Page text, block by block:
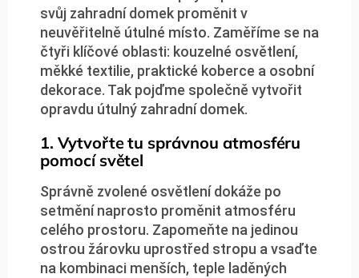
svůj zahradní domek proměnit v
neuvěřitelně útulné místo. Zaměříme se na
čtyři klíčové oblasti: kouzelné osvětlení,
měkké textilie, praktické koberce a osobní
dekorace. Tak pojďme společně vytvořit
opravdu útulný zahradní domek.
1. Vytvořte tu správnou atmosféru
pomocí světel
Správně zvolené osvětlení dokáže po
setmění naprosto proměnit atmosféru
celého prostoru. Zapomeňte na jedinou
ostrou žárovku uprostřed stropu a vsaďte
na kombinaci menších, teple laděných